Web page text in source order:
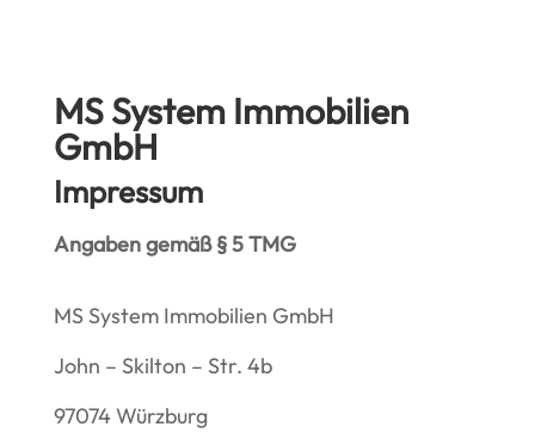
MS System Immobilien
GmbH
Impressum
Angaben gemäß § 5 TMG
MS System Immobilien GmbH
John – Skilton – Str. 4b
97074 Würzburg